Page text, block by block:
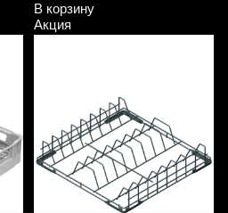
В корзину
Акция